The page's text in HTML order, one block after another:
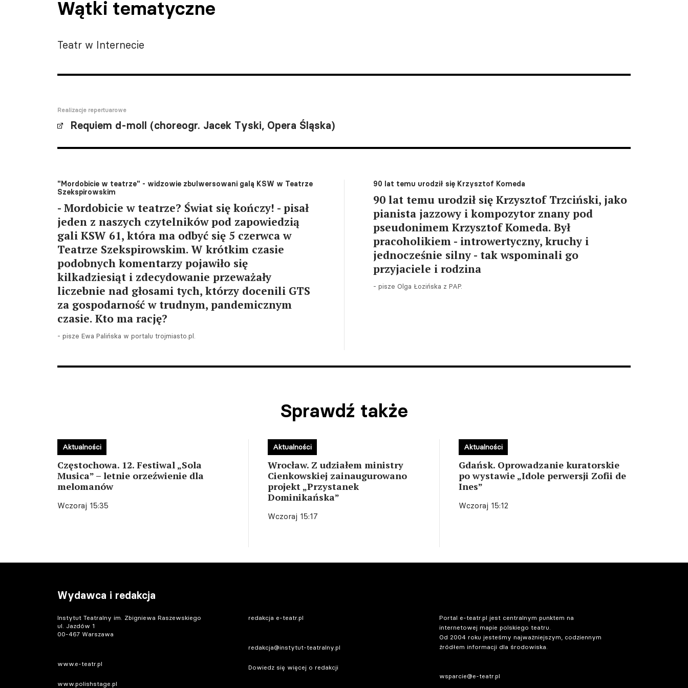
Wątki tematyczne
Teatr w Internecie
Realizacje repertuarowe
Requiem d-moll (choreogr. Jacek Tyski, Opera Śląska)
"Mordobicie w teatrze" - widzowie zbulwersowani galą KSW w Teatrze
Szekspirowskim
- Mordobicie w teatrze? Świat się kończy! - pisał
jeden z naszych czytelników pod zapowiedzią
gali KSW 61, która ma odbyć się 5 czerwca w
Teatrze Szekspirowskim. W krótkim czasie
podobnych komentarzy pojawiło się
kilkadziesiąt i zdecydowanie przeważały
liczebnie nad głosami tych, którzy docenili GTS
za gospodarność w trudnym, pandemicznym
czasie. Kto ma rację?
- pisze Ewa Palińska w portalu trojmiasto.pl.
90 lat temu urodził się Krzysztof Komeda
90 lat temu urodził się Krzysztof Trzciński, jako
pianista jazzowy i kompozytor znany pod
pseudonimem Krzysztof Komeda. Był
pracoholikiem - introwertyczny, kruchy i
jednocześnie silny - tak wspominali go
przyjaciele i rodzina
- pisze Olga Łozińska z PAP.
Sprawdź także
Częstochowa. 12. Festiwal „Sola
Musica” – letnie orzeźwienie dla
melomanów
Wczoraj 15:35
Aktualności
Wrocław. Z udziałem ministry
Cienkowskiej zainaugurowano
projekt „Przystanek
Dominikańska”
Wczoraj 15:17
Aktualności
Gdańsk. Oprowadzanie kuratorskie
po wystawie „Idole perwersji Zofii de
Ines”
Wczoraj 15:12
Aktualności
Wydawca i redakcja
Instytut Teatralny im. Zbigniewa Raszewskiego
ul. Jazdów 1
00-467 Warszawa
www.e-teatr.pl
www.polishstage.pl
redakcja e-teatr.pl
redakcja@instytut-teatralny.pl
Dowiedz się więcej o redakcji
Portal e-teatr.pl jest centralnym punktem na
internetowej mapie polskiego teatru.
Od 2004 roku jesteśmy najważniejszym, codziennym
źródłem informacji dla środowiska.
wsparcie@e-teatr.pl